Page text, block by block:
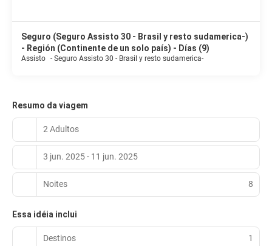
Seguro (Seguro Assisto 30 - Brasil y resto sudamerica-)
- Región (Continente de un solo país) - Días (9)
Assisto - Seguro Assisto 30 - Brasil y resto sudamerica-
Resumo da viagem
2 Adultos
3 jun. 2025 - 11 jun. 2025
Noites 8
Essa idéia inclui
Destinos 1